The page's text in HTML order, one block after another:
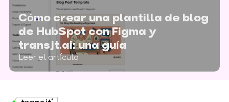
Cómo crear una plantilla de blog
de HubSpot con Figma y
transjt.ai: una guía
Leer el artículo